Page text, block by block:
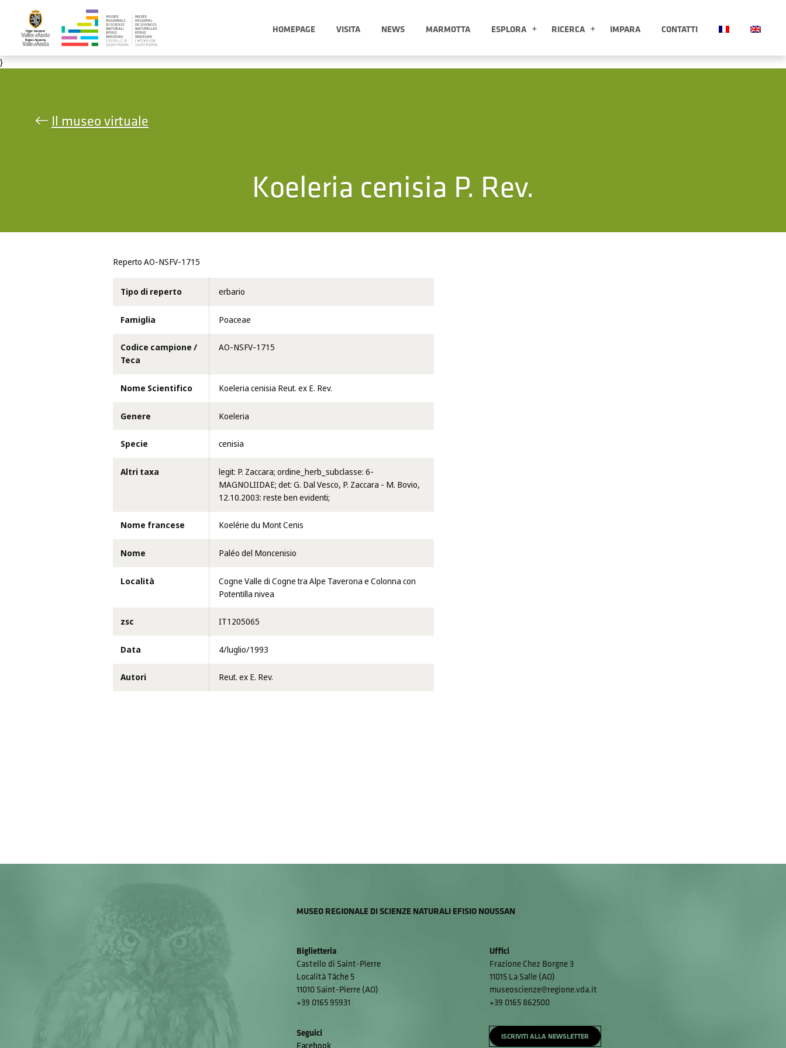
HOMEPAGE VISITA NEWS MARMOTTA ESPLORA RICERCA IMPARA CONTATTI
}
Il museo virtuale
Koeleria cenisia P. Rev.
Reperto AO-NSFV-1715
Tipo di reperto erbario
Famiglia Poaceae
Codice campione /
Teca
AO-NSFV-1715
Nome Scientifico Koeleria cenisia Reut. ex E. Rev.
Genere Koeleria
Specie cenisia
Altri taxa
legit: P. Zaccara; ordine_herb_subclasse: 6-
MAGNOLIIDAE; det: G. Dal Vesco, P. Zaccara - M. Bovio,
12.10.2003: reste ben evidenti;
Nome francese Koelérie du Mont Cenis
Nome Paléo del Moncenisio
Località
Cogne Valle di Cogne tra Alpe Taverona e Colonna con
Potentilla nivea
zsc IT1205065
Data 4/luglio/1993
Autori Reut. ex E. Rev.
MUSEO REGIONALE DI SCIENZE NATURALI EFISIO NOUSSAN
Biglietteria
Castello di Saint-Pierre
Località Tâche 5
11010 Saint-Pierre (AO)
+39 0165 95931
Uffici
Frazione Chez Borgne 3
11015 La Salle (AO)
museoscienze@regione.vda.it
+39 0165 862500
Seguici
Facebook
ISCRIVITI ALLA NEWSLETTER